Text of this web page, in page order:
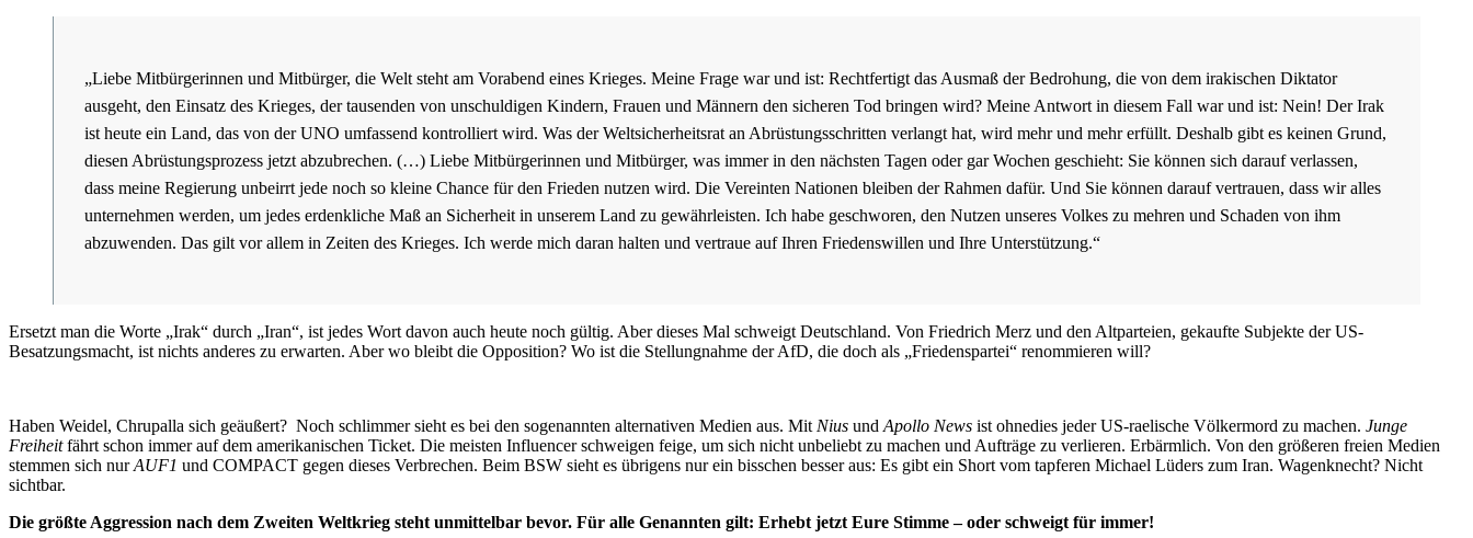
„Liebe Mitbürgerinnen und Mitbürger, die Welt steht am Vorabend eines Krieges. Meine Frage war und ist: Rechtfertigt das Ausmaß der Bedrohung, die von dem irakischen Diktator
ausgeht, den Einsatz des Krieges, der tausenden von unschuldigen Kindern, Frauen und Männern den sicheren Tod bringen wird? Meine Antwort in diesem Fall war und ist: Nein! Der Irak
ist heute ein Land, das von der UNO umfassend kontrolliert wird. Was der Weltsicherheitsrat an Abrüstungsschritten verlangt hat, wird mehr und mehr erfüllt. Deshalb gibt es keinen Grund,
diesen Abrüstungsprozess jetzt abzubrechen. (…) Liebe Mitbürgerinnen und Mitbürger, was immer in den nächsten Tagen oder gar Wochen geschieht: Sie können sich darauf verlassen,
dass meine Regierung unbeirrt jede noch so kleine Chance für den Frieden nutzen wird. Die Vereinten Nationen bleiben der Rahmen dafür. Und Sie können darauf vertrauen, dass wir alles
unternehmen werden, um jedes erdenkliche Maß an Sicherheit in unserem Land zu gewährleisten. Ich habe geschworen, den Nutzen unseres Volkes zu mehren und Schaden von ihm
abzuwenden. Das gilt vor allem in Zeiten des Krieges. Ich werde mich daran halten und vertraue auf Ihren Friedenswillen und Ihre Unterstützung.“
Ersetzt man die Worte „Irak“ durch „Iran“, ist jedes Wort davon auch heute noch gültig. Aber dieses Mal schweigt Deutschland. Von Friedrich Merz und den Altparteien, gekaufte Subjekte der US-
Besatzungsmacht, ist nichts anderes zu erwarten. Aber wo bleibt die Opposition? Wo ist die Stellungnahme der AfD, die doch als „Friedenspartei“ renommieren will?
Haben Weidel, Chrupalla sich geäußert? Noch schlimmer sieht es bei den sogenannten alternativen Medien aus. Mit Nius und Apollo News ist ohnedies jeder US-raelische Völkermord zu machen. Junge
Freiheitfährt schon immer auf dem amerikanischen Ticket. Die meisten Influencer schweigen feige, um sich nicht unbeliebt zu machen und Aufträge zu verlieren. Erbärmlich. Von den größeren freien Medien
stemmen sich nurAUF1 und COMPACT gegen dieses Verbrechen. Beim BSW sieht es übrigens nur ein bisschen besser aus: Es gibt ein Short vom tapferen Michael Lüders zum Iran. Wagenknecht? Nicht
sichtbar.
Die größte Aggression nach dem Zweiten Weltkrieg steht unmittelbar bevor. Für alle Genannten gilt: Erhebt jetzt Eure Stimme – oder schweigt für immer!